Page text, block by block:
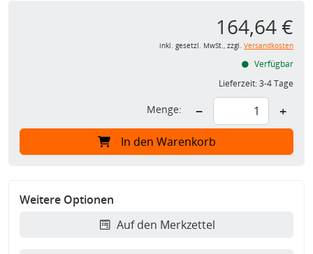
164,64 €
inkl. gesetzl. MwSt., zzgl. Versandkosten
Verfügbar
Lieferzeit:3-4 Tage
Menge: − +
In den Warenkorb
Weitere Optionen
Auf den Merkzettel